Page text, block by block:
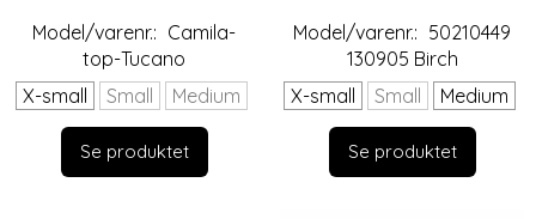
Model/varenr.: Camila-
top-Tucano
X-small
Small Medium
Se produktet
Model/varenr.: 50210449
130905 Birch
X-small
Small Medium
Se produktet